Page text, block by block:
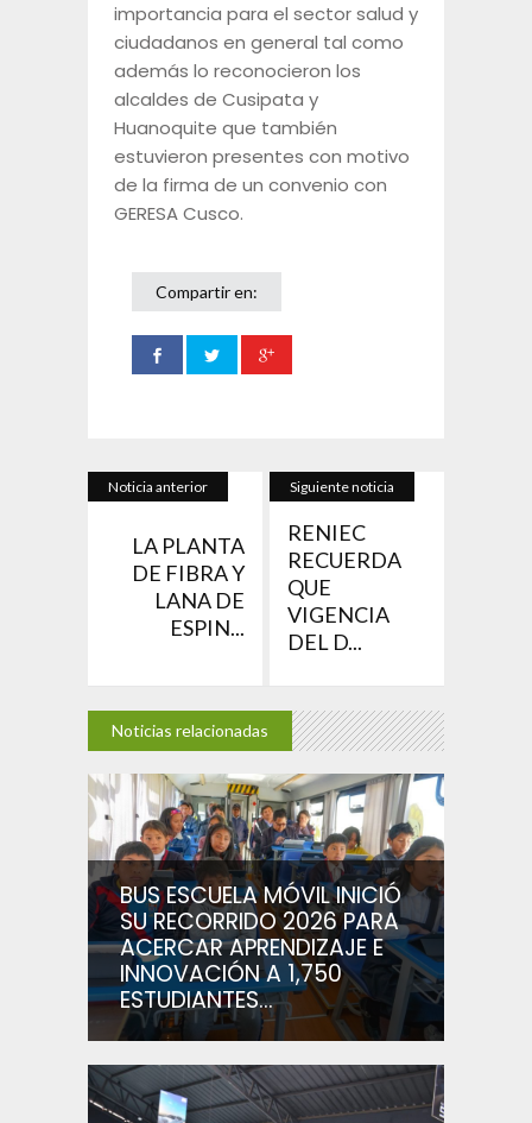
importancia para el sector salud y
ciudadanos en general tal como
además lo reconocieron los
alcaldes de Cusipata y
Huanoquite que también
estuvieron presentes con motivo
de la firma de un convenio con
GERESA Cusco.
Compartir en:
Noticia anterior
LA PLANTA
DE FIBRA Y
LANA DE
ESPIN...
Siguiente noticia
RENIEC
RECUERDA
QUE
VIGENCIA
DEL D...
Noticias relacionadas
BUS ESCUELA MÓVIL INICIÓ
SU RECORRIDO 2026 PARA
ACERCAR APRENDIZAJE E
INNOVACIÓN A 1,750
ESTUDIANTES...